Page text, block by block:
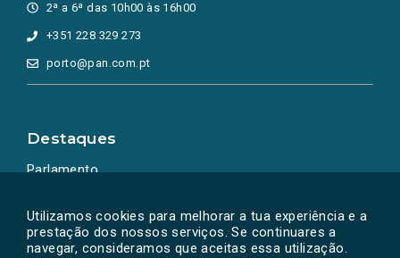
Utilizamos cookies para melhorar a tua experiência e a
prestação dos nossos serviços. Se continuares a
navegar, consideramos que aceitas essa utilização.
2ª a 6ª das 10h00 às 16h00
+351 228 329 273
porto@pan.com.pt
Destaques
Parlamento